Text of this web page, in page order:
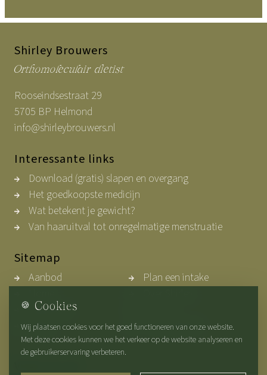
Shirley Brouwers
Orthomoleculair dietist
Rooseindsestraat 29
5705 BP Helmond
info@shirleybrouwers.nl
Interessante links
Download (gratis) slapen en overgang
Het goedkoopste medicijn
Wat betekent je gewicht?
Van haaruitval tot onregelmatige menstruatie
Sitemap
Aanbod
Plan een intake
Werkwijze
Blogs
Privacybeleid
🍪 Cookies
Wij plaatsen cookies voor het goed functioneren van onze website.
Met deze cookies kunnen we het verkeer op de website analyseren en
de gebruikerservaring verbeteren.